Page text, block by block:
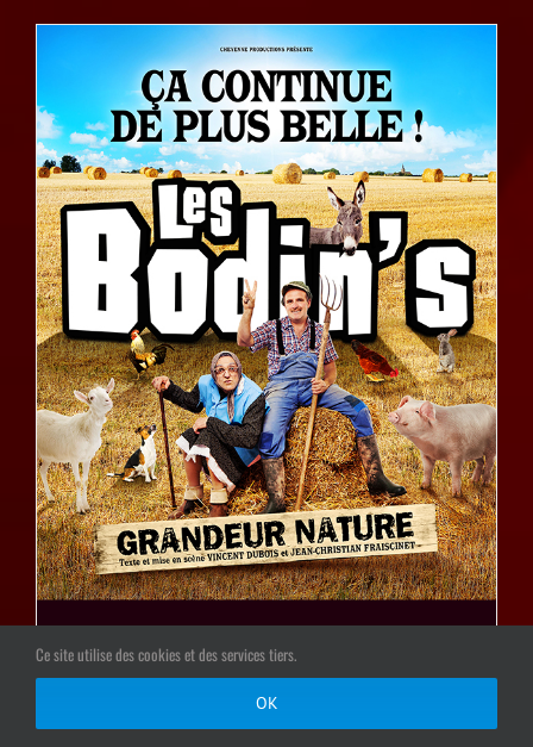
Ce site utilise des cookies et des services tiers.
OK